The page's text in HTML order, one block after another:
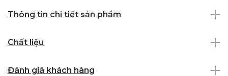
Thông tin chi tiết sản phẩm
Chất liệu
Đánh giá khách hàng